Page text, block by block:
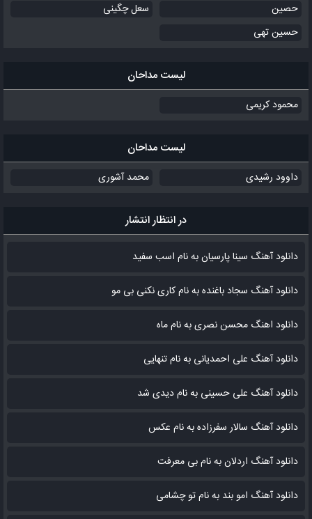
حصین
سعل چگینی
حسین تهی
لیست مداحان
محمود کریمی
لیست مداحان
داوود رشیدی محمد آشوری
در انتظار انتشار
دانلود آهنگ سینا پارسیان به نام اسب سفید
دانلود آهنگ سجاد باغنده به نام کاری نکنی بی مو
دانلود اهنگ محسن نصری به نام‌ ماه
دانلود آهنگ علی احمدیانی به نام تنهایی
دانلود آهنگ علی حسینی به نام دیدی شد
دانلود آهنگ سالار سفرزاده به نام عکس
دانلود آهنگ اردلان به نام بی معرفت
دانلود آهنگ امو بند به نام تو چشامی